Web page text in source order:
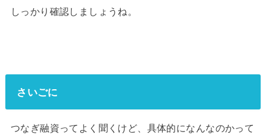
しっかり確認しましょうね。
さいごに
つなぎ融資ってよく聞くけど、具体的になんなのかって